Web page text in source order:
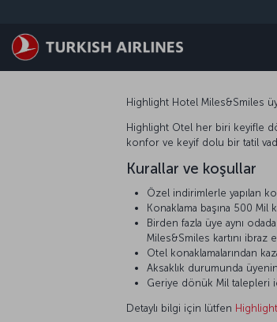
Highlight Hotel Miles&Smiles
Highlight Otel her biri keyifle
konfor ve keyif dolu bir tatil
Kurallar ve koşullar
Özel indirimlerle yapılan
Konaklama başına 500
Birden fazla üye aynı
Miles&Smiles kartını ibraz
Otel konaklamalarından
Aksaklık durumunda
Geriye dönük Mil talepleri
Detaylı bilgi için lütfen